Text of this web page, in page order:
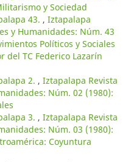
y Sociedad
43. , Iztapalapa
y Humanidades: Núm. 43
Políticos y Sociales
del TC Federico Lazarín
2. , Iztapalapa Revista
Núm. 02 (1980):
3. , Iztapalapa Revista
Núm. 03 (1980):
Coyuntura